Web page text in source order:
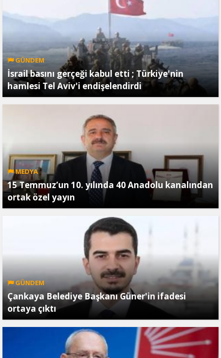
GÜNDEM
İsrail basını gerçeği kabul etti ; Türkiye'nin
hamlesi Tel Aviv'i endişelendirdi
MEDYA
15 Temmuz’un 10. yılında 40 Anadolu kanalından
ortak özel yayın
GÜNDEM
Çankaya Belediye Başkanı Güner'in ifadesi
ortaya çıktı